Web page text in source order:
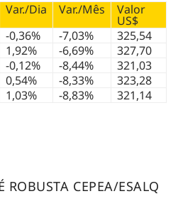
Var./Dia Var./Mês Valor
US$
-0,36% -7,03%
325,54
1,92% -6,69%
327,70
-0,12% -8,44%
321,03
0,54% -8,33%
323,28
1,03% -8,83% 321,14
CEPEA/ESALQ